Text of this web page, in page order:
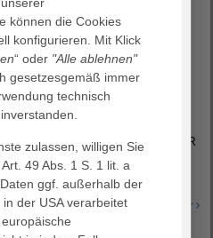
OBERIN MARTHA KELLER
Erfahren Sie mehr
können die Cookies
konfigurieren. Mit Klick
“ oder "Alle ablehnen"
gesetzesgemäß immer
technisch
zulassen, willigen Sie
49 Abs. 1 S. 1 lit. a
ggf. außerhalb der
der USA verarbeitet